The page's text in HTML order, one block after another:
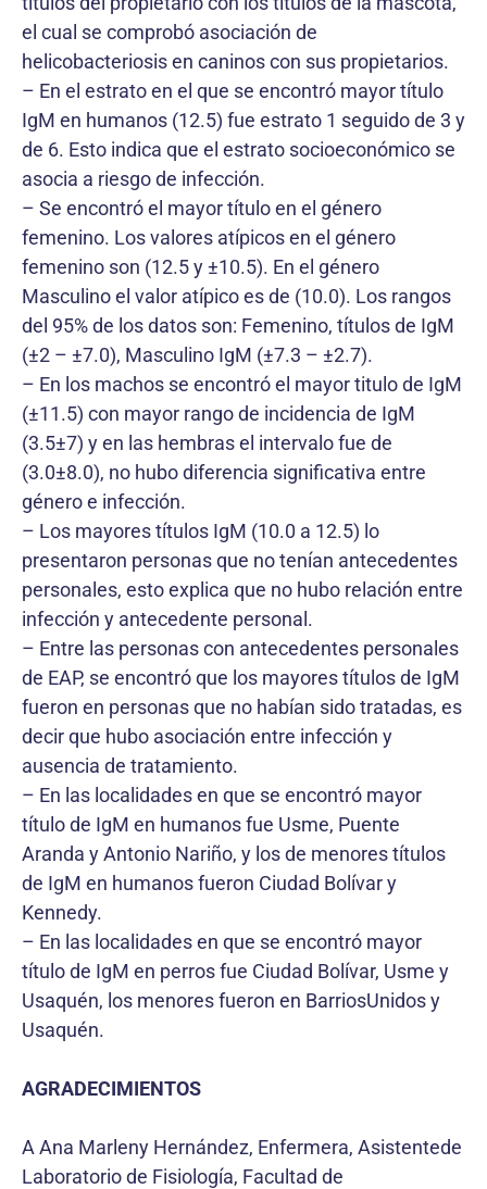
el cual se comprobó asociación de
helicobacteriosis en caninos con sus propietarios.
– En el estrato en el que se encontró mayor título
IgM en humanos (12.5) fue estrato 1 seguido de 3 y
de 6. Esto indica que el estrato socioeconómico se
asocia a riesgo de infección.
– Se encontró el mayor título en el género
femenino. Los valores atípicos en el género
femenino son (12.5 y ±10.5). En el género
Masculino el valor atípico es de (10.0). Los rangos
del 95% de los datos son: Femenino, títulos de IgM
(±2 – ±7.0), Masculino IgM (±7.3 – ±2.7).
– En los machos se encontró el mayor titulo de IgM
(±11.5) con mayor rango de incidencia de IgM
(3.5±7) y en las hembras el intervalo fue de
(3.0±8.0), no hubo diferencia significativa entre
género e infección.
– Los mayores títulos IgM (10.0 a 12.5) lo
presentaron personas que no tenían antecedentes
personales, esto explica que no hubo relación entre
infección y antecedente personal.
– Entre las personas con antecedentes personales
de EAP, se encontró que los mayores títulos de IgM
fueron en personas que no habían sido tratadas, es
decir que hubo asociación entre infección y
ausencia de tratamiento.
– En las localidades en que se encontró mayor
título de IgM en humanos fue Usme, Puente
Aranda y Antonio Nariño, y los de menores títulos
de IgM en humanos fueron Ciudad Bolívar y
Kennedy.
– En las localidades en que se encontró mayor
título de IgM en perros fue Ciudad Bolívar, Usme y
Usaquén, los menores fueron en BarriosUnidos y
Usaquén.
AGRADECIMIENTOS
A Ana Marleny Hernández, Enfermera, Asistentede
Laboratorio de Fisiología, Facultad de